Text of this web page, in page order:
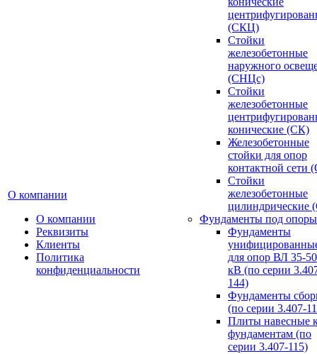
О компании
О компании
Реквизиты
Клиенты
Политика
конфиденциальности
(СКЦ)
Стойки
железобетонные
наружного
(СНЦс)
Стойки
железобетонные
конические (СК)
Железобетонные
стойки для опор
контактной сети
Стойки
железобетонные
цилиндрические
Фундаменты под опоры
Фундаменты
для опор ВЛ 35-
кВ (по серии
144)
Фундаменты
(по серии 3.407-
Плиты навесные
фундаментам (по
серии 3.407-115)